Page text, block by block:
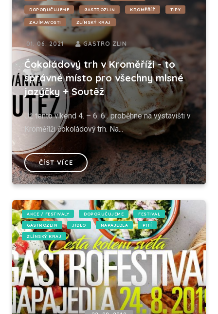
DOPORUČUJEME GASTROZLIN KROMĚŘÍŽ TIPY
ZAJÍMAVOSTI ZLÍNSKÝ KRAJ
01. 06. 2021 GASTRO ZLIN
Čokoládový trh v Kroměříži - to
správné místo pro všechny mlsné
jazýčky + Soutěž
Už tento víkend 4. – 6. 6 . proběhne na výstavišti v
Kroměříži čokoládový trh. Na...
ČÍST VÍCE
AKCE / FESTIVALY DOPORUČUJEME FESTIVAL
GASTROZLIN JÍDLO NAPAJEDLA PITÍ
ZLÍNSKÝ KRAJ